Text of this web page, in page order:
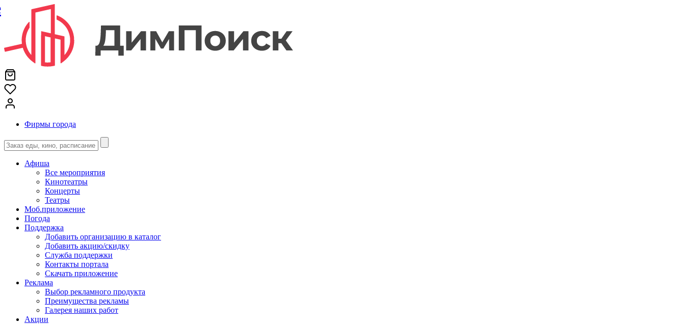
Фирмы города
Афиша
Все мероприятия
Кинотеатры
Концерты
Театры
Моб.приложение
Погода
Поддержка
Добавить организацию в каталог
Добавить акцию/скидку
Служба поддержки
Контакты портала
Скачать приложение
Реклама
Выбор рекламного продукта
Преимущества рекламы
Галерея наших работ
Акции